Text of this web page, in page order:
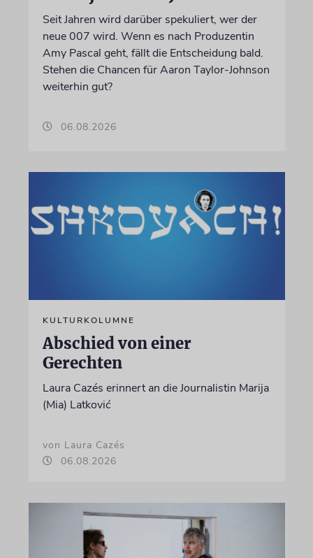
Seit Jahren wird darüber spekuliert, wer der
neue 007 wird. Wenn es nach Produzentin
Amy Pascal geht, fällt die Entscheidung bald.
Stehen die Chancen für Aaron Taylor-Johnson
weiterhin gut?
06.08.2026
KULTURKOLUMNE
Abschied von einer
Gerechten
Laura Cazés erinnert an die Journalistin Marija
(Mia) Latković
von Laura Cazés
06.08.2026